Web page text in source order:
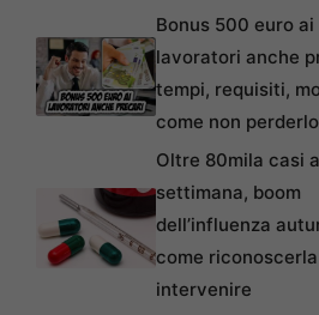
Bonus 500 euro ai
lavoratori anche
tempi, requisiti,
come non perderlo
Oltre 80mila casi
settimana, boom
dell’influenza
come
intervenire